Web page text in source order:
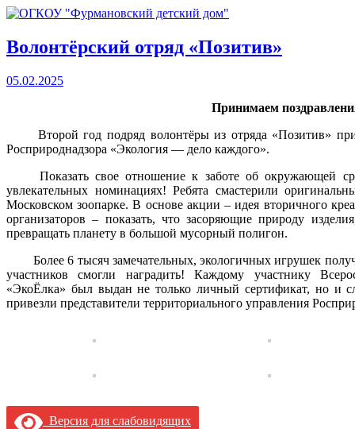
Волонтёрский отряд «Позитив»
05.02.2025
Принимаем
Второй год подряд волонтёры из отряда «Позитив»
Росприроднадзора «Экология — дело каждого».
Показать свое отношение к заботе об окружающей
увлекательных номинациях! Ребята смастерили
Московском зоопарке. В основе акции – идея вторичного
организаторов – показать, что засоряющие природу
превращать планету в большой мусорный полигон.
Более 6 тысяч замечательных, экологичных игрушек
участников смогли наградить! Каждому участнику
«ЭкоЁлка» был выдан не только личный сертификат, но и
привезли представители территориального управления
Версия для слабовидящих